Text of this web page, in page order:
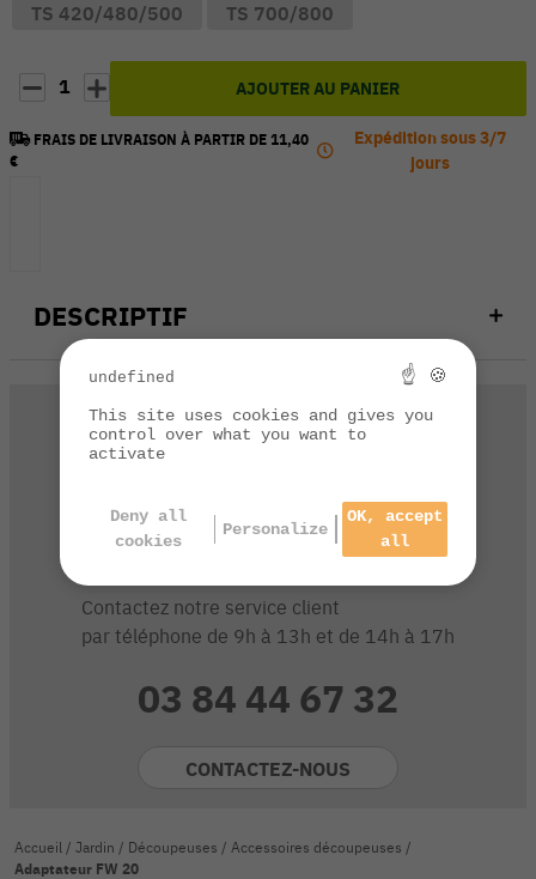
DESCRIPTIF
TS 420/480/500 TS 700/800
1 AJOUTER AU PANIER
FRAIS DE LIVRAISON À PARTIR DE 11,40
€
Expédition sous 3/7
jours
Une question technique
Contactez notre service client
par téléphone de 9h à 13h et de 14h à 17h
03 84 44 67 32
CONTACTEZ-NOUS
Accueil / Jardin / Découpeuses / Accessoires découpeuses /
Adaptateur FW 20
undefined ☝ 🍪
This site uses cookies and gives you
control over what you want to
activate
Deny all
cookies
Personalize
OK, accept
all